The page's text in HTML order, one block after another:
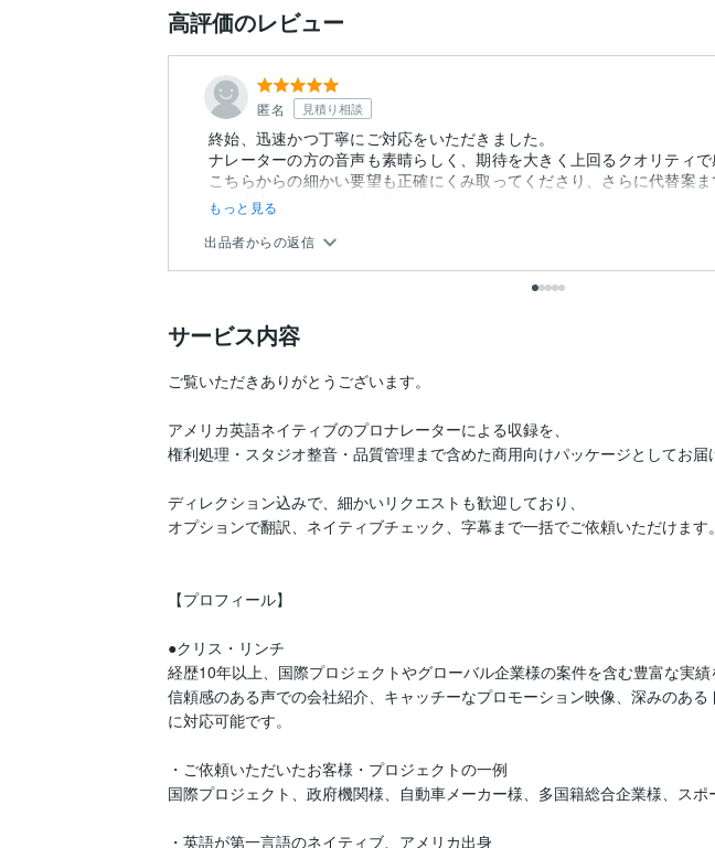
高評価のレビュー
匿名 見積り相談
終始、迅速かつ丁寧にご対応をいただきました。
ナレーターの方の音声も素晴らしく、期待を大きく上回るクオリティで
こちらからの細かい要望も正確にくみ取ってくださり、さらに代替案
で、安心してスムーズに進めることができました。
もっと見る
出品者からの返信
サービス内容
ご覧いただきありがとうございます。
アメリカ英語ネイティブのプロナレーターによる収録を、
権利処理・スタジオ整音・品質管理まで含めた商用向けパッケージとしてお届
ディレクション込みで、細かいリクエストも歓迎しており、
オプションで翻訳、ネイティブチェック、字幕まで一括でご依頼いただけます。
【プロフィール】
●クリス・リンチ
経歴10年以上、国際プロジェクトやグローバル企業様の案件を含む豊富な実績
信頼感のある声での会社紹介、キャッチーなプロモーション映像、深みのあ
に対応可能です。
・ご依頼いただいたお客様・プロジェクトの一例
国際プロジェクト、政府機関様、自動車メーカー様、多国籍総合企業様、スポ
・英語が第一言語のネイティブ、アメリカ出身